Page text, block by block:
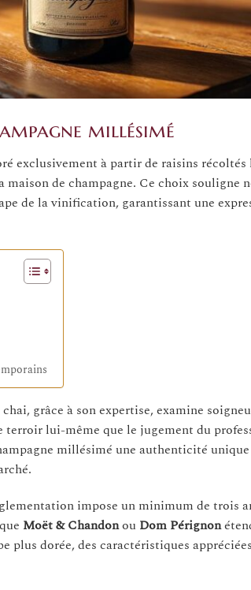
millésimé
exclusivement à partir de raisins récoltés
de champagne. Ce choix souligne
de la vinification, garantissant une
grâce à son expertise, examine
terroir lui-même que le jugement du
millésimé une authenticité
impose un minimum de trois
Moët & Chandonou Dom Pérignon
plus dorée, des caractéristiques